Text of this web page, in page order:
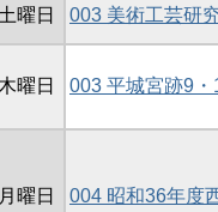
曜日 003 美術工芸研
曜日 003 平城宮跡9
曜日 004 昭和36年度